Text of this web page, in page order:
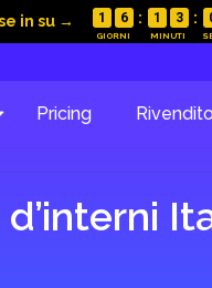
in su → 1 6 1 3
Pricing